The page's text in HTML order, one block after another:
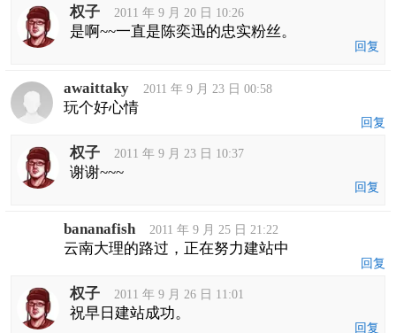
权子 2011 年 9 月 20 日 10:26
是啊~~一直是陈奕迅的忠实粉丝。
回复
awaittaky 2011 年 9 月 23 日 00:58
玩个好心情
回复
权子 2011 年 9 月 23 日 10:37
谢谢~~~
回复
bananafish 2011 年 9 月 25 日 21:22
云南大理的路过，正在努力建站中
回复
权子 2011 年 9 月 26 日 11:01
祝早日建站成功。
回复